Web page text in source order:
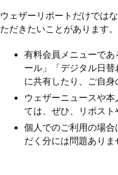
ウェザーリポートだけでは
ただきたいことがあります。
有料会員メニューで
ール」「デジタル日
に共有したり、ご自身
ウェザーニュースや
ては、ぜひ、リポスト
個人でのご利用の場
だく分には問題ありま